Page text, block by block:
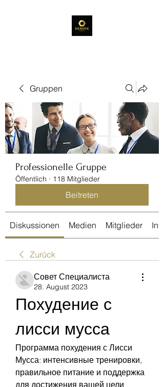
Gruppen
Professionelle Gruppe
Öffentlich · 118 Mitglieder
Beitreten
Diskussionen Medien Mitglieder Info
Zurück
Совет Специалиста
28. August 2023
Похудение с
лисси мусса
Программа похудения с Лисси
Мусса: интенсивные тренировки,
правильное питание и поддержка
для достижения вашей цели